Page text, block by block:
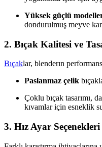
Yüksek güçlü
dondurulmuş meyve
2. Bıçak Kalitesi ve
Bıçaklar, blenderın
Paslanmaz çelik
Çoklu bıçak tasarımı,
kıvamlar için esneklik
3. Hız Ayar